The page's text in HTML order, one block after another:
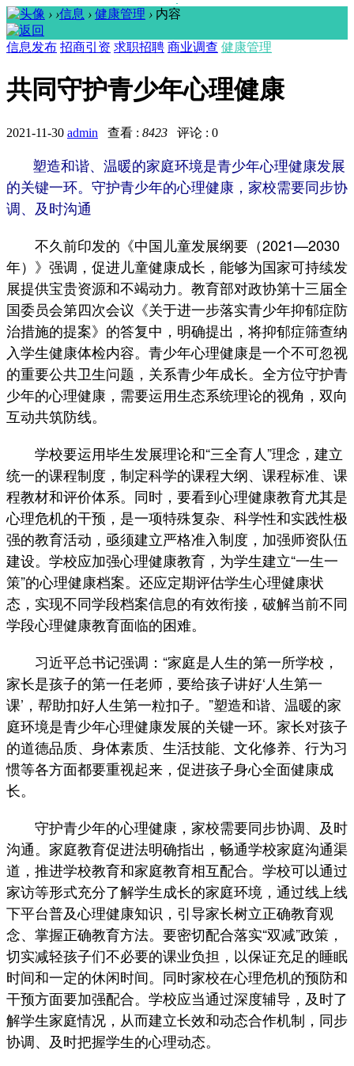
› ›信息 › 健康管理 › 内容
信息发布 招商引资 求职招聘 商业调查 健康管理
共同守护青少年心理健康
2021-11-30 admin 查看 : 8423 评论 : 0
塑造和谐、温暖的家庭环境是青少年心理健康发展
的关键一环。守护青少年的心理健康，家校需要同步协
调、及时沟通
不久前印发的《中国儿童发展纲要（2021—2030
年）》强调，促进儿童健康成长，能够为国家可持续发
展提供宝贵资源和不竭动力。教育部对政协第十三届全
国委员会第四次会议《关于进一步落实青少年抑郁症防
治措施的提案》的答复中，明确提出，将抑郁症筛查纳
入学生健康体检内容。青少年心理健康是一个不可忽视
的重要公共卫生问题，关系青少年成长。全方位守护青
少年的心理健康，需要运用生态系统理论的视角，双向
互动共筑防线。
学校要运用毕生发展理论和“三全育人”理念，建立
统一的课程制度，制定科学的课程大纲、课程标准、课
程教材和评价体系。同时，要看到心理健康教育尤其是
心理危机的干预，是一项特殊复杂、科学性和实践性极
强的教育活动，亟须建立严格准入制度，加强师资队伍
建设。学校应加强心理健康教育，为学生建立“一生一
策”的心理健康档案。还应定期评估学生心理健康状
态，实现不同学段档案信息的有效衔接，破解当前不同
学段心理健康教育面临的困难。
习近平总书记强调：“家庭是人生的第一所学校，
家长是孩子的第一任老师，要给孩子讲好‘人生第一
课’，帮助扣好人生第一粒扣子。”塑造和谐、温暖的家
庭环境是青少年心理健康发展的关键一环。家长对孩子
的道德品质、身体素质、生活技能、文化修养、行为习
惯等各方面都要重视起来，促进孩子身心全面健康成
长。
守护青少年的心理健康，家校需要同步协调、及时
沟通。家庭教育促进法明确指出，畅通学校家庭沟通渠
道，推进学校教育和家庭教育相互配合。学校可以通过
家访等形式充分了解学生成长的家庭环境，通过线上线
下平台普及心理健康知识，引导家长树立正确教育观
念、掌握正确教育方法。要密切配合落实“双减”政策，
切实减轻孩子们不必要的课业负担，以保证充足的睡眠
时间和一定的休闲时间。同时家校在心理危机的预防和
干预方面要加强配合。学校应当通过深度辅导，及时了
解学生家庭情况，从而建立长效和动态合作机制，同步
协调、及时把握学生的心理动态。